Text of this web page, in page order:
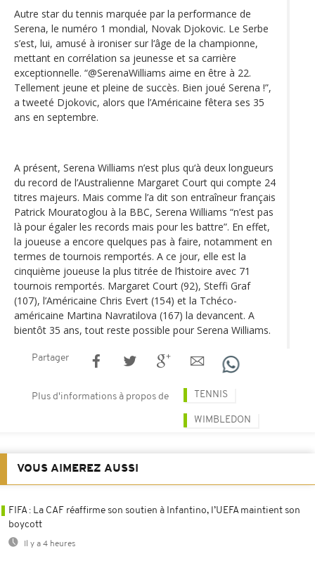
Autre star du tennis marquée par la performance de
Serena, le numéro 1 mondial, Novak Djokovic. Le Serbe
s’est, lui, amusé à ironiser sur l‘âge de la championne,
mettant en corrélation sa jeunesse et sa carrière
exceptionnelle. “@SerenaWilliams aime en être à 22.
Tellement jeune et pleine de succès. Bien joué Serena !”,
a tweeté Djokovic, alors que l’Américaine fêtera ses 35
ans en septembre.
A présent, Serena Williams n’est plus qu‘à deux longueurs
du record de l’Australienne Margaret Court qui compte 24
titres majeurs. Mais comme l’a dit son entraîneur français
Patrick Mouratoglou à la BBC, Serena Williams “n’est pas
là pour égaler les records mais pour les battre”. En effet,
la joueuse a encore quelques pas à faire, notamment en
termes de tournois remportés. A ce jour, elle est la
cinquième joueuse la plus titrée de l’histoire avec 71
tournois remportés. Margaret Court (92), Steffi Graf
(107), l’Américaine Chris Evert (154) et la Tchéco-
américaine Martina Navratilova (167) la devancent. A
bientôt 35 ans, tout reste possible pour Serena Williams.
Partager
Plus d'informations à propos de TENNIS
WIMBLEDON
VOUS AIMEREZ AUSSI
FIFA : La CAF réaffirme son soutien à Infantino, l’UEFA maintient son
boycott
Il y a 4 heures